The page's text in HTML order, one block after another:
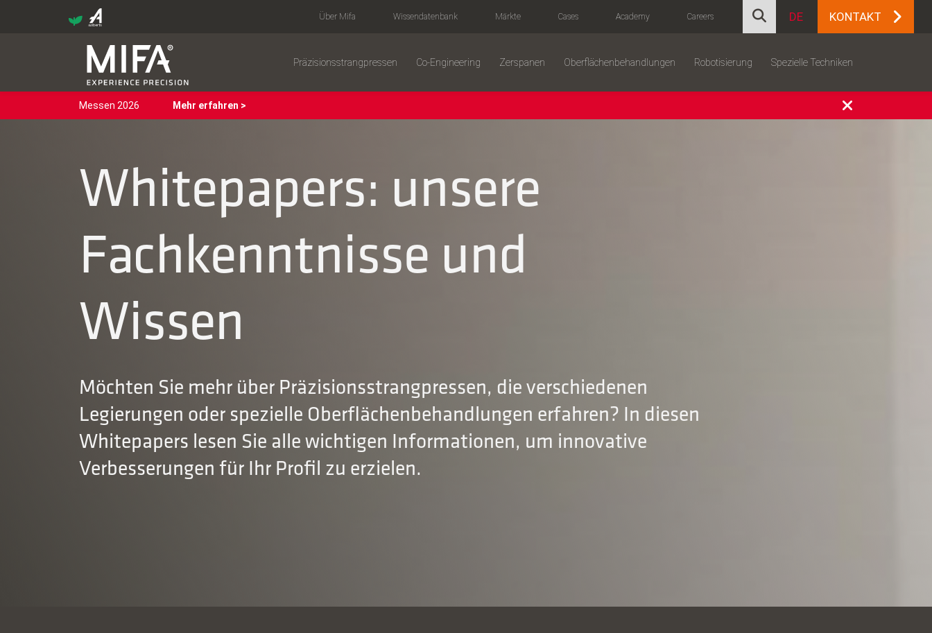
Über Mifa Wissendatenbank Märkte Cases Academy Careers DE KONTAKT
Präzisionsstrangpressen Co-Engineering Zerspanen Oberflächenbehandlungen Robotisierung Spezielle Techniken
Messen 2026 Mehr erfahren >
Whitepapers: unsere
Fachkenntnisse und
Wissen
Möchten Sie mehr über Präzisionsstrangpressen, die verschiedenen
Legierungen oder spezielle Oberflächenbehandlungen erfahren? In diesen
Whitepapers lesen Sie alle wichtigen Informationen, um innovative
Verbesserungen für Ihr Profil zu erzielen.